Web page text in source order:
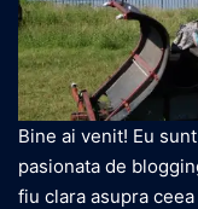
Bine ai venit! Eu
pasionata de
fiu clara asupra